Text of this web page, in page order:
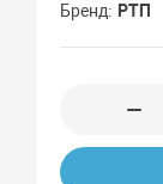
Бренд
РТП